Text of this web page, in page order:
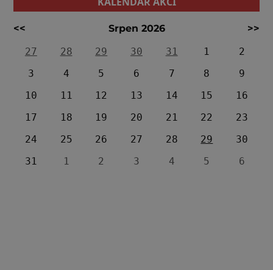
<< Srpen 2026
>>
27
28 29 30 31 1
2
3
4 5 6 7 8
9
10
11 12 13 14 15
16
17
18 19 20 21 22
23
24
25 26 27 28 29
30
31
1 2 3 4 5 6